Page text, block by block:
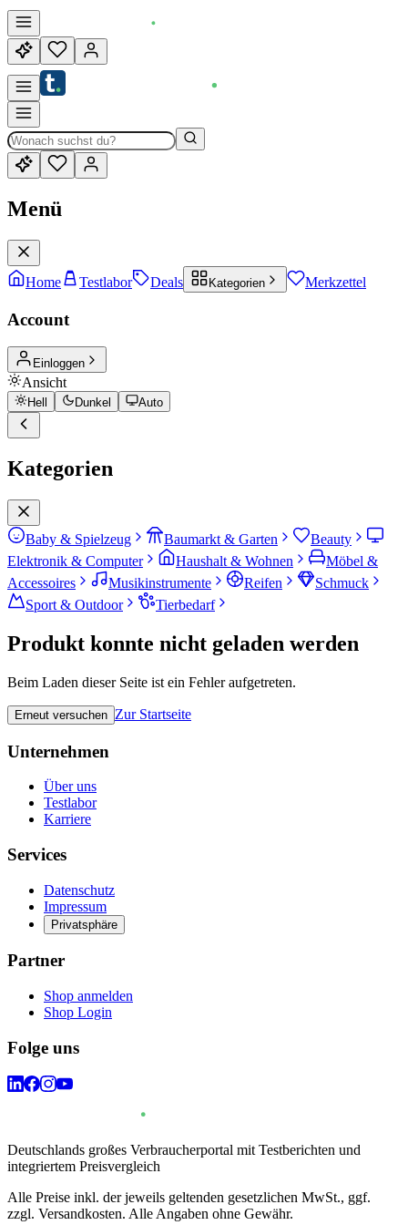
Menü
Home Testlabor Deals Kategorien Merkzettel
Account
Einloggen
Ansicht
Hell Dunkel Auto
Kategorien
Baby & Spielzeug Baumarkt & Garten
Beauty
Elektronik & Computer
Haushalt & Wohnen
Möbel &
Accessoires
Musikinstrumente Reifen
Schmuck
Sport & Outdoor
Tierbedarf
Produkt konnte nicht geladen werden
Beim Laden dieser Seite ist ein Fehler aufgetreten.
Erneut versuchen Zur Startseite
Unternehmen
Über uns
Testlabor
Karriere
Services
Datenschutz
Impressum
Privatsphäre
Partner
Shop anmelden
Shop Login
Folge uns
Deutschlands großes Verbraucherportal mit Testberichten und
integriertem Preisvergleich
Alle Preise inkl. der jeweils geltenden gesetzlichen MwSt., ggf.
zzgl. Versandkosten. Alle Angaben ohne Gewähr.